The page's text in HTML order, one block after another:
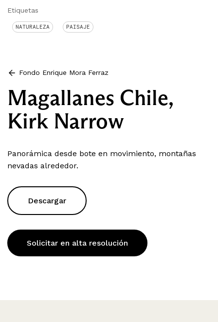
Etiquetas
NATURALEZA PAISAJE
Fondo Enrique Mora Ferraz
Magallanes Chile,
Kirk Narrow
Panorámica desde bote en movimiento, montañas
nevadas alrededor.
Descargar
Solicitar en alta resolución